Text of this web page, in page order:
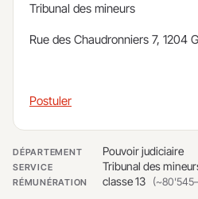
​Tribunal des mineurs
Rue des Chaudronniers 7, 1204
Postuler
DÉPARTEMENT Pouvoir judiciaire
SERVICE Tribunal des
RÉMUNÉRATION classe 13